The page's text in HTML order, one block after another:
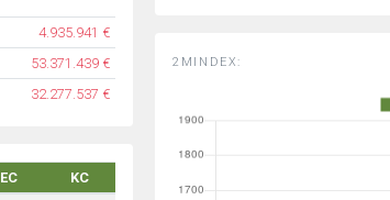
4.935.941 €
53.371.439 €
32.277.537 €
EC
KC
2MINDEX: